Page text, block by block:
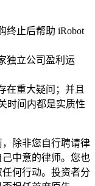
终止后帮助 iRobot
独立公司盈利运
在重大疑问；并且
时间内都是实质性
除非您自行聘请律
中意的律师。您也
何行动。投资者分